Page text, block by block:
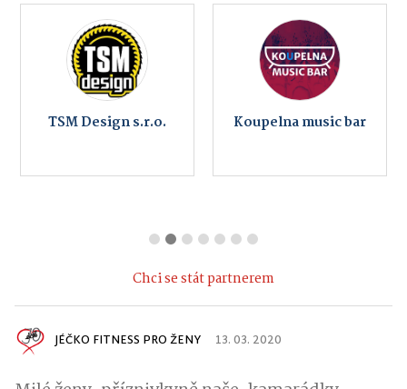
TSM Design s.r.o. Koupelna music bar
Chci se stát partnerem
JÉČKO FITNESS PRO ŽENY 13. 03. 2020